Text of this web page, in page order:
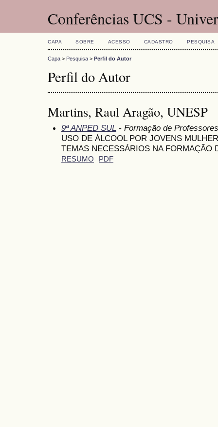
Conferências UCS -
CAPA SOBRE ACESSO CADASTRO PESQUISA
Capa > Pesquisa > Perfil do Autor
Perfil do Autor
Martins, Raul Aragão, UNESP
9ª ANPED SUL - Formação de Professores
USO DE ÁLCOOL POR JOVENS
TEMAS NECESSÁRIOS NA FORMAÇÃO
RESUMO PDF